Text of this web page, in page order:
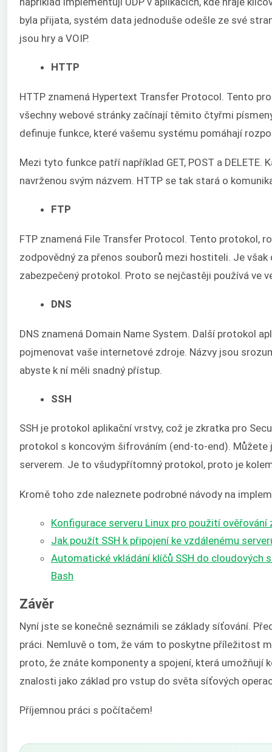
byla přijata, systém data jednoduše odešle ze své
jsou hry a VOIP.
HTTP
HTTP znamená Hypertext Transfer Protocol. Tento
všechny webové stránky začínají těmito čtyřmi
definuje funkce, které vašemu systému pomáhají
Mezi tyto funkce patří například GET, POST a
navrženou svým názvem. HTTP se tak stará o
FTP
FTP znamená File Transfer Protocol. Tento protokol,
zodpovědný za přenos souborů mezi hostiteli. Je
zabezpečený protokol. Proto se nejčastěji používá ve
DNS
DNS znamená Domain Name System. Další protokol
pojmenovat vaše internetové zdroje. Názvy jsou
abyste k ní měli snadný přístup.
SSH
SSH je protokol aplikační vrstvy, což je zkratka pro
protokol s koncovým šifrováním (end-to-end). Můžete
serverem. Je to všudypřítomný protokol, proto je
Kromě toho zde naleznete podrobné návody na
Konfigurace serveru Linux pro použití ověřování
Jak použít SSH k připojení ke vzdálenému
Automatické vkládání klíčů SSH do
Bash
Závěr
Nyní jste se konečně seznámili se základy síťování.
práci. Nemluvě o tom, že vám to poskytne příležitost
proto, že znáte komponenty a spojení, která
znalosti jako základ pro vstup do světa síťových
Příjemnou práci s počítačem!